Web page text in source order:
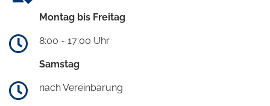
Montag bis Freitag
8:00 - 17:00 Uhr
Samstag
nach Vereinbarung